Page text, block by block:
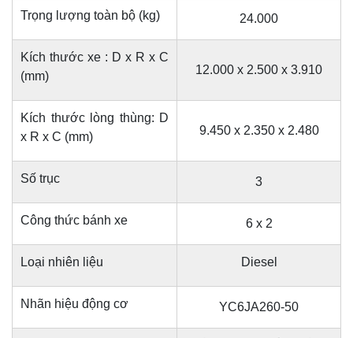
Trọng lượng toàn bộ (kg) 24.000
Kích thước xe : D x R x C
(mm)
12.000 x 2.500 x 3.910
Kích thước lòng thùng: D
x R x C (mm)
9.450 x 2.350 x 2.480
Số trục 3
Công thức bánh xe 6 x 2
Loại nhiên liệu Diesel
Nhãn hiệu động cơ YC6JA260-50